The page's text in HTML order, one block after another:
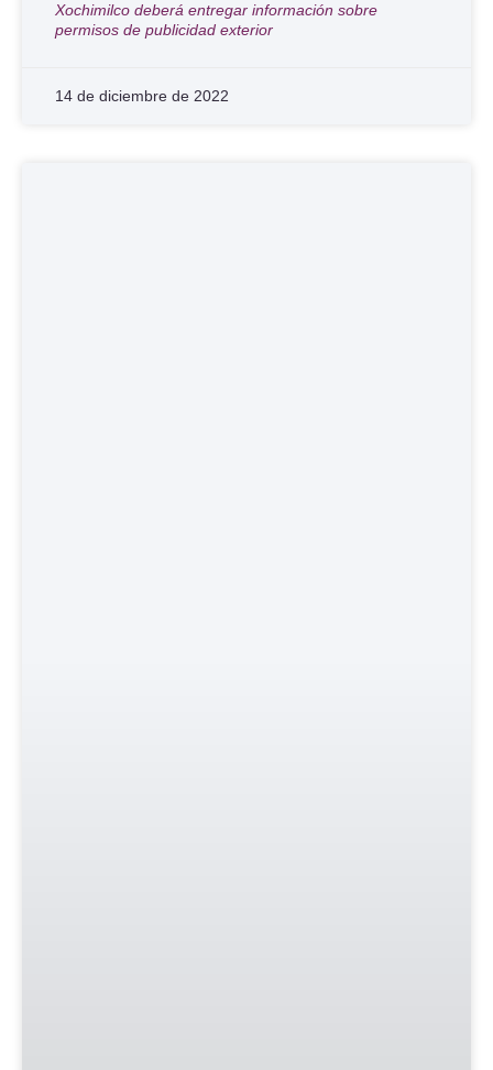
Xochimilco deberá entregar información sobre
permisos de publicidad exterior
14 de diciembre de 2022